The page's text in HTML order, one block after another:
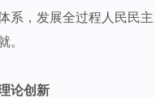
系，发展全过程人民民
论创新